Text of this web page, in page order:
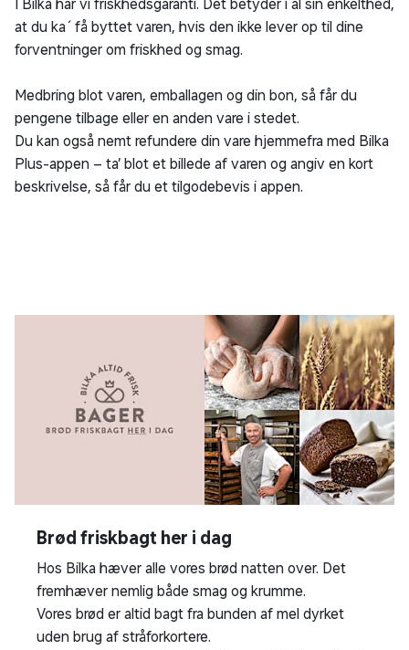
I Bilka har vi friskhedsgaranti. Det betyder i al sin enkelthed,
at du ka´ få byttet varen, hvis den ikke lever op til dine
forventninger om friskhed og smag.
Medbring blot varen, emballagen og din bon, så får du
pengene tilbage eller en anden vare i stedet.
Du kan også nemt refundere din vare hjemmefra med Bilka
Plus-appen – ta’ blot et billede af varen og angiv en kort
beskrivelse, så får du et tilgodebevis i appen.
Brød friskbagt her i dag
Hos Bilka hæver alle vores brød natten over. Det
fremhæver nemlig både smag og krumme.
Vores brød er altid bagt fra bunden af mel dyrket
uden brug af stråforkortere.